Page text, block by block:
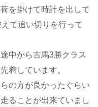
を掛けて時計を出して
て追い切りを行って
中から古馬3勝クラス
着しています。
の方が良かったぐらい
ることが出来ていまし